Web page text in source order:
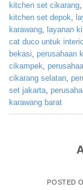
kitchen set cikarang,
kitchen set depok,
karawang, layanan
cat duco untuk
bekasi, perusahaan
cikampek,
cikarang selatan,
set jakarta,
karawang barat
POSTED